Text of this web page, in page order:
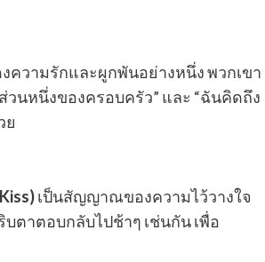
วามรักและผูกพันอย่างหนึ่ง พวกเขา
นหนึ่งของครอบครัว” และ “ฉันคิดถึง
ย
เป็นสัญญาณของความไว้วางใจ
ตาตอบกลับไปช้าๆ เช่นกัน เพื่อ